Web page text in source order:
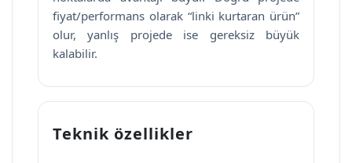
fiyat/performans olarak “linki kurtaran ürün”
olur, yanlış projede ise gereksiz büyük
kalabilir.
Teknik özellikler